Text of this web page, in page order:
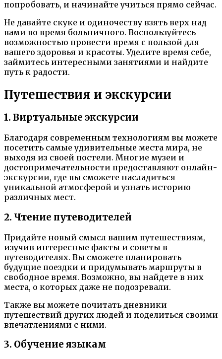
попробовать, и начинайте учиться прямо сейчас.
Не давайте скуке и одиночеству взять верх над
вами во время больничного. Воспользуйтесь
возможностью провести время с пользой для
вашего здоровья и красоты. Уделите время себе,
займитесь интересными занятиями и найдите
путь к радости.
Путешествия и экскурсии
1. Виртуальные экскурсии
Благодаря современным технологиям вы можете
посетить самые удивительные места мира, не
выходя из своей постели. Многие музеи и
достопримечательности предоставляют онлайн-
экскурсии, где вы сможете насладиться
уникальной атмосферой и узнать историю
различных мест.
2. Чтение путеводителей
Придайте новый смысл вашим путешествиям,
изучив интересные факты и советы в
путеводителях. Вы сможете планировать
будущие поездки и придумывать маршруты в
свободное время. Возможно, вы найдете в них
места, о которых даже не подозревали.
Также вы можете почитать дневники
путешествий других людей и поделиться своими
впечатлениями с ними.
3. Обучение языкам